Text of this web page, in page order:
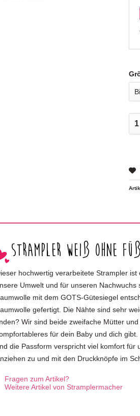
Strampler weiß ohne
hochwertig verarbeitete Strampler
Umwelt und für unseren
mit dem GOTS-Gütesiegel
gefertigt. Die Nähte sind sehr
Wir sind beide zweifache Mütter
für dein Baby und dich
die Passform verspricht viel komfort für
zu und mit den Druckknöpfe im
Fragen zum Artikel?
Weitere Artikel von Stramplermacher